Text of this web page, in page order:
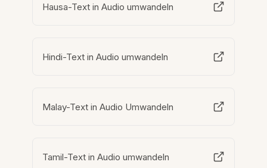
Hausa-Text in Audio umwandeln
Hindi-Text in Audio umwandeln
Malay-Text in Audio Umwandeln
Tamil-Text in Audio umwandeln